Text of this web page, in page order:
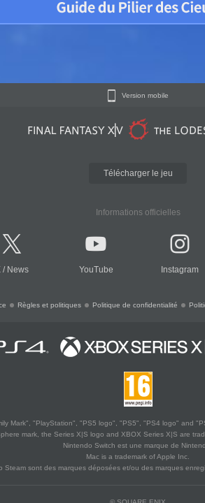
Version mobile
Télécharger le jeu
Informations officielles
/ News YouTube Instagram
Règles et politiques Politique de confidentialité
Mark", "PlayStation", "PS5 logo", "PS5", "PS4 logo" and
mark, the Series X|S logo and XBOX Series X|S are
Nintendo Switch est une marque de
Mac is a trademark of Apple Inc.
sont des marques déposées et/ou des marques